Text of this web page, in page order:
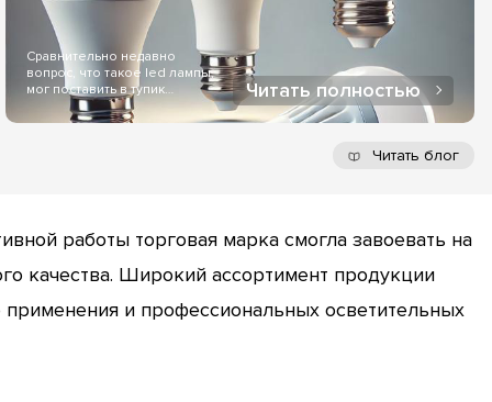
Сравнительно недавно
вопрос, что такое led лампы,
мог поставить в тупик
большинство людей...
Читать полностью
Читать блог
работы торговая марка смогла завоевать на
качества. Широкий ассортимент продукции
и профессиональных осветительных